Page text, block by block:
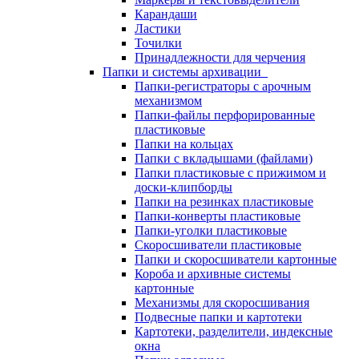
Карандаши
Ластики
Точилки
Принадлежности для черчения
Папки и системы архивации
Папки-регистраторы с арочным
механизмом
Папки-файлы перфорированные
пластиковые
Папки на кольцах
Папки с вкладышами (файлами)
Папки пластиковые с прижимом и
доски-клипборды
Папки на резинках пластиковые
Папки-конверты пластиковые
Папки-уголки пластиковые
Скоросшиватели пластиковые
Папки и скоросшиватели картонные
Короба и архивные системы
картонные
Механизмы для скоросшивания
Подвесные папки и картотеки
Картотеки, разделители, индексные
окна